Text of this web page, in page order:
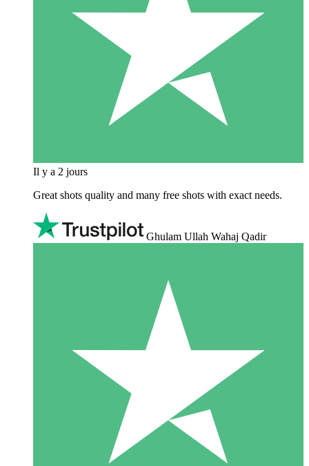
Il y a 2 jours
Great shots quality and many free shots with exact needs.
Ghulam Ullah Wahaj Qadir